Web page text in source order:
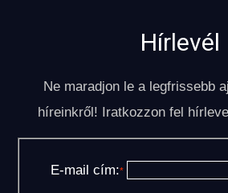
Hírlevél
Ne maradjon le a legfrissebb
híreinkről! Iratkozzon fel
E-mail cím:*